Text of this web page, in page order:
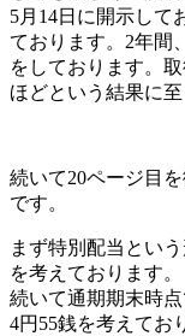
5月14日に開示して
ております。2年間
をしております。
ほどという結果に至
続いて20ページ目
です。
まず特別配当とい
を考えております。
続いて通期期末時
4円55銭を考えてお